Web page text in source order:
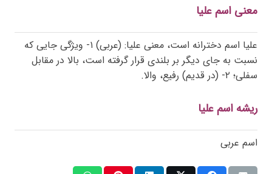
معنی اسم علیا
علیا اسم دخترانه است، معنی علیا: (عربی) ۱- ویژگی جایی که
نسبت به جای دیگر بر بلندی قرار گرفته است، بالا در مقابل
سفلی؛ ۲- (در قدیم) رفیع، والا.
ریشه اسم علیا
اسم عربی